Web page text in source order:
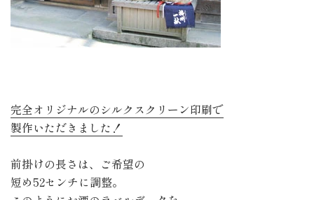
完全オリジナルのシルクスクリーン印刷で
製作いただきました！
前掛けの長さは、ご希望の
短め52センチに調整。